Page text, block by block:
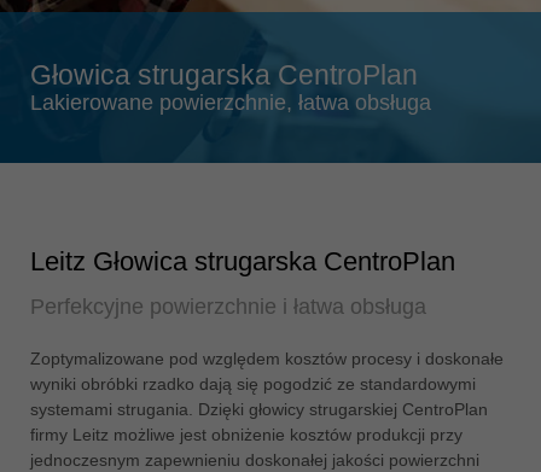
Singapore
Slovenija
slovenski
türkçe
USA
english
Việt Nam
tiếng việt
Głowica strugarska CentroPlan
Lakierowane powierzchnie, łatwa obsługa
Leitz Głowica strugarska CentroPlan
Perfekcyjne powierzchnie i łatwa obsługa
Zoptymalizowane pod względem kosztów procesy i doskonałe
wyniki obróbki rzadko dają się pogodzić ze standardowymi
systemami strugania. Dzięki głowicy strugarskiej CentroPlan
firmy Leitz możliwe jest obniżenie kosztów produkcji przy
jednoczesnym zapewnieniu doskonałej jakości powierzchni